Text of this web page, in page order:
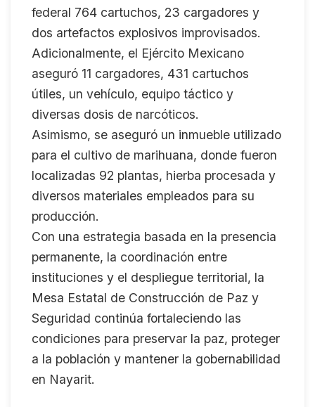
federal 764 cartuchos, 23 cargadores y
dos artefactos explosivos improvisados.
Adicionalmente, el Ejército Mexicano
aseguró 11 cargadores, 431 cartuchos
útiles, un vehículo, equipo táctico y
diversas dosis de narcóticos.
Asimismo, se aseguró un inmueble utilizado
para el cultivo de marihuana, donde fueron
localizadas 92 plantas, hierba procesada y
diversos materiales empleados para su
producción.
Con una estrategia basada en la presencia
permanente, la coordinación entre
instituciones y el despliegue territorial, la
Mesa Estatal de Construcción de Paz y
Seguridad continúa fortaleciendo las
condiciones para preservar la paz, proteger
a la población y mantener la gobernabilidad
en Nayarit.